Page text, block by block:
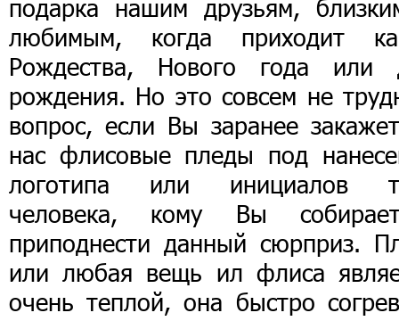
подарка нашим друзьям,
любимым, когда приходит
Рождества, Нового года или
рождения. Но это совсем не
вопрос, если Вы заранее
нас флисовые пледы под
логотипа или инициалов
человека, кому Вы
приподнести данный сюрприз.
или любая вещь ил флиса
очень теплой, она быстро